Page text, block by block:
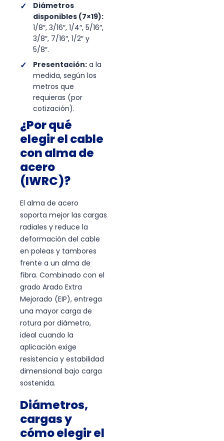
Diámetros
disponibles (7×19):
1/8″, 3/16″, 1/4″, 5/16″,
3/8″, 7/16″, 1/2″ y
5/8″.
Presentación: a la
medida, según los
metros que
requieras (por
cotización).
¿Por qué
elegir el cable
con alma de
acero
(IWRC)?
El alma de acero
soporta mejor las cargas
radiales y reduce la
deformación del cable
en poleas y tambores
frente a un alma de
fibra. Combinado con el
grado Arado Extra
Mejorado (EIP), entrega
una mayor carga de
rotura por diámetro,
ideal cuando la
aplicación exige
resistencia y estabilidad
dimensional bajo carga
sostenida.
Diámetros,
cargas y
cómo elegir el